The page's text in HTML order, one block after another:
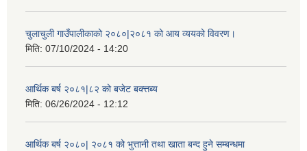
चुलाचुली गाउँपालीकाको २०८०|२०८१ को आय व्ययको विवरण।
मिति: 07/10/2024 - 14:20
आर्थिक बर्ष २०८१|८२ को बजेट बक्त्तब्य
मिति: 06/26/2024 - 12:12
आर्थिक बर्ष २०८०| २०८१ को भुत्तानी तथा खाता बन्द हुने सम्बन्धमा